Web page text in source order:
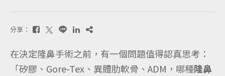
分享：
在決定隆鼻手術之前，有一個問題值得認真思考：
「矽膠、Gore-Tex、異體肋軟骨、ADM，哪種隆鼻